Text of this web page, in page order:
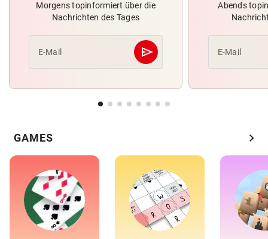
Morgens topinformiert über die
Nachrichten des Tages
E-Mail send
Abschicken
Abends
E-Mail
GAMES chevron_right